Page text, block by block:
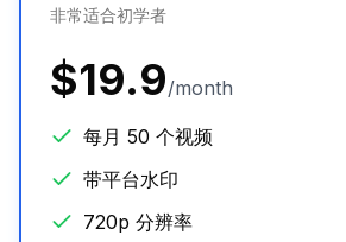
非常适合初学者
$19.9/month
每月 50 个视频
带平台水印
720p 分辨率